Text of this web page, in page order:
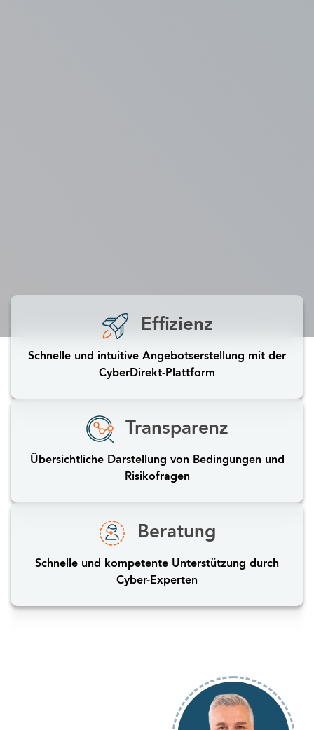
Effizienz
Schnelle und intuitive Angebotserstellung mit der
CyberDirekt-Plattform
Transparenz
Übersichtliche Darstellung von Bedingungen und
Risikofragen
Beratung
Schnelle und kompetente Unterstützung durch
Cyber-Experten